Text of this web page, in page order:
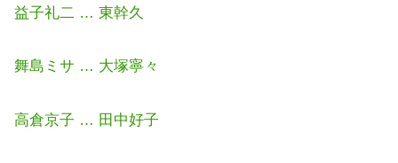
益子礼二 … 東幹久
舞島ミサ … 大塚寧々
高倉京子 … 田中好子